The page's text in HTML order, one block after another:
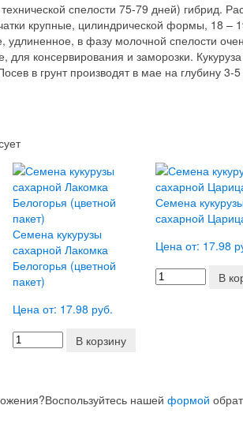
спелости 75-79 дней) гибрид.
крупные, цилиндрической формы, 18 –
удлиненное, в фазу молочной спелости
для консервирования и заморозки.
в грунт производят в мае на глубину
Семена кукурузы
сахарной Лакомка
Белогорья (цветной
пакет)
Цена от: 17.98 руб.
В корзину
Семена
сахарной
Цена от: 17.98
В
Воспользуйтесь нашей формой